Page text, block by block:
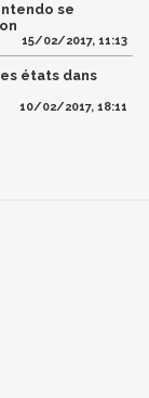
se
15/02/2017, 11:13
états dans
10/02/2017, 18:11